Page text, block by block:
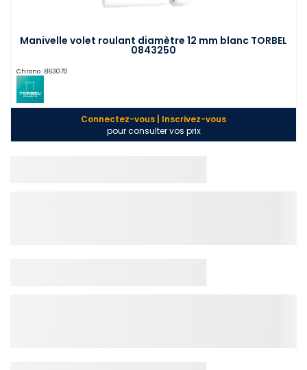
Manivelle volet roulant diamètre 12 mm blanc TORBEL
0843250
Chrono : 863070
Connectez-vous | Inscrivez-vous
pour consulter vos prix